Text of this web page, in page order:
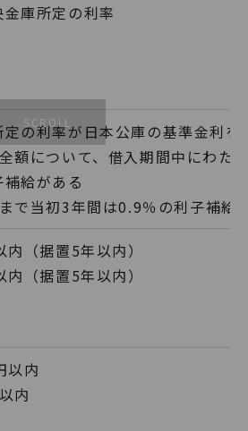
庫所定の利率
定の利率が日本公庫の基準金利
額について、借入期間中にわた
給がある
で当初3年間は0.9％の利子補給
（据置5年以内）
（据置5年以内）
以内
内